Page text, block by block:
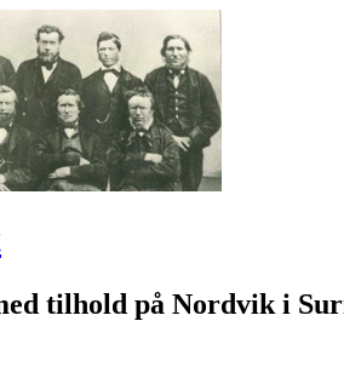
tilhold på Nordvik i